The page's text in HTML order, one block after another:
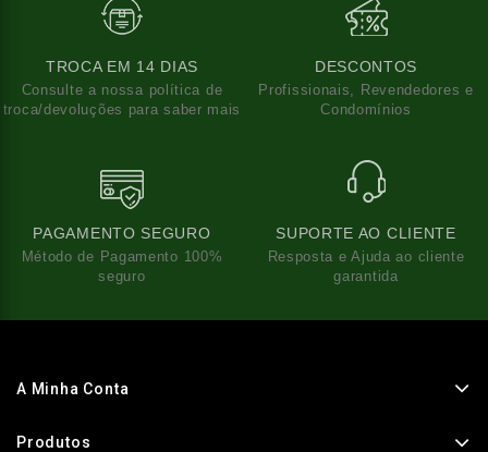
TROCA EM 14 DIAS
Consulte a nossa política de
troca/devoluções para saber mais
DESCONTOS
Profissionais, Revendedores e
Condomínios
PAGAMENTO SEGURO
Método de Pagamento 100%
seguro
SUPORTE AO CLIENTE
Resposta e Ajuda ao cliente
garantida
A Minha Conta
Produtos